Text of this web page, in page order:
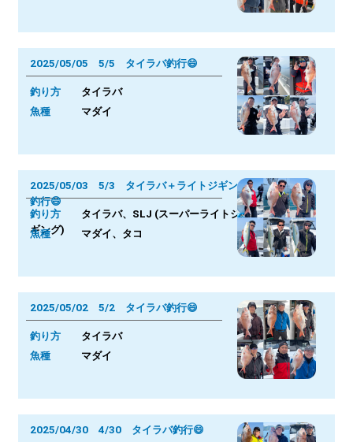
2025/05/05 5/5 タイラバ釣行😄
釣り方 タイラバ
魚種 マダイ
2025/05/03 5/3 タイラバ＋ライトジギング
釣行😄
釣り方 タイラバ、SLJ (スーパーライトジ
ギング)
魚種 マダイ、タコ
2025/05/02 5/2 タイラバ釣行😄
釣り方 タイラバ
魚種 マダイ
2025/04/30 4/30 タイラバ釣行😄